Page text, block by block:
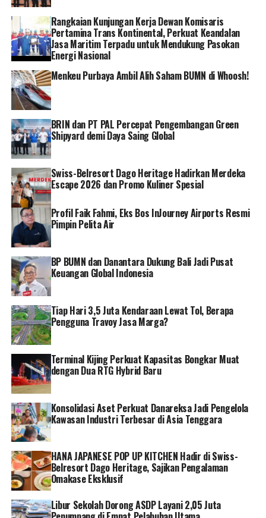
untuk selalu memberikan pelayanan terbaik bagi
pelanggan,” lanjutnya.
Darmawan menambahkan, penghargaan tersebut juga
menjadi bukti transformasi PLN di mana customer
focused merupakan aspirasi yang menjadikan PLN
sebagai pilihan nomor satu pelanggan dalam solusi
energi.
“Kami optimistis, manajemen pelanggan PLN akan
semakin baik di era digital ini. Seluruh insan PLN siap
mendukung kebutuhan pelanggan melalui contact
center yang kian terintegrasi,” pungkas Darmawan.[]
RELATED TOPICS:
Rangkaian Kunjungan Kerja Dewan Komisaris
Pertamina Trans Kontinental, Perkuat Keandalan
Jasa Maritim Terpadu untuk Mendukung Pasokan
Energi Nasional
Menkeu Purbaya Ambil Alih Saham BUMN di Whoosh!
BRIN dan PT PAL Percepat Pengembangan Green
Shipyard demi Daya Saing Global
Swiss-Belresort Dago Heritage Hadirkan Merdeka
Escape 2026 dan Promo Kuliner Spesial
Profil Faik Fahmi, Eks Bos InJourney Airports Resmi
Pimpin Pelita Air
BP BUMN dan Danantara Dukung Bali Jadi Pusat
Keuangan Global Indonesia
Tiap Hari 3,5 Juta Kendaraan Lewat Tol, Berapa
Pengguna Travoy Jasa Marga?
Terminal Kijing Perkuat Kapasitas Bongkar Muat
dengan Dua RTG Hybrid Baru
Konsolidasi Aset Perkuat Danareksa Jadi Pengelola
Kawasan Industri Terbesar di Asia Tenggara
HANA JAPANESE POP UP KITCHEN Hadir di Swiss-
Belresort Dago Heritage, Sajikan Pengalaman
Omakase Eksklusif
Libur Sekolah Dorong ASDP Layani 2,05 Juta